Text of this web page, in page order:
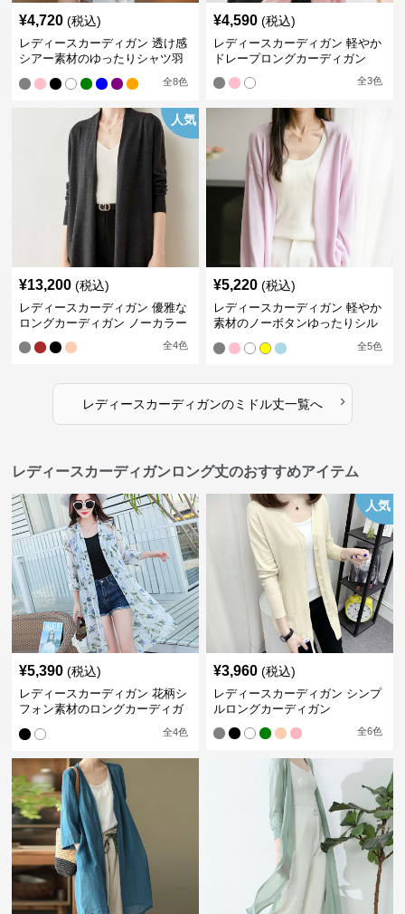
¥4,720 (税込)
レディースカーディガン 透け感
シアー素材のゆったりシャツ羽
全8色
¥4,590 (税込)
レディースカーディガン 軽やか
ドレープロングカーディガン
全3色
人気
¥13,200 (税込)
レディースカーディガン 優雅な
ロングカーディガン ノーカラー
全4色
¥5,220 (税込)
レディースカーディガン 軽やか
素材のノーボタンゆったりシル
全5色
レディースカーディガンのミドル丈一覧へ ›
レディースカーディガンロング丈のおすすめアイテム
¥5,390 (税込)
レディースカーディガン 花柄シ
フォン素材のロングカーディガ
全4色
人気
¥3,960 (税込)
レディースカーディガン シンプ
ルロングカーディガン
全6色